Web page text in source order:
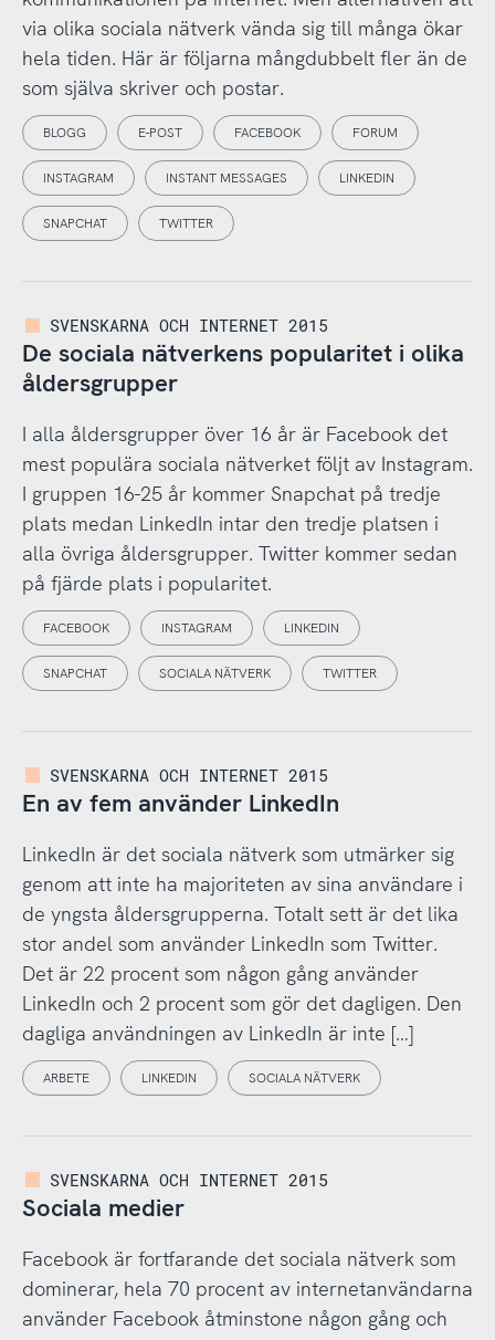
via olika sociala nätverk vända sig till många ökar
hela tiden. Här är följarna mångdubbelt fler än de
som själva skriver och postar.
BLOGG E-POST FACEBOOK FORUM
INSTAGRAM INSTANT MESSAGES LINKEDIN
SNAPCHAT TWITTER
SVENSKARNA OCH INTERNET 2015
De sociala nätverkens popularitet i olika
åldersgrupper
I alla åldersgrupper över 16 år är Facebook det
mest populära sociala nätverket följt av Instagram.
I gruppen 16-25 år kommer Snapchat på tredje
plats medan LinkedIn intar den tredje platsen i
alla övriga åldersgrupper. Twitter kommer sedan
på fjärde plats i popularitet.
FACEBOOK INSTAGRAM LINKEDIN
SNAPCHAT SOCIALA NÄTVERK TWITTER
SVENSKARNA OCH INTERNET 2015
En av fem använder LinkedIn
LinkedIn är det sociala nätverk som utmärker sig
genom att inte ha majoriteten av sina användare i
de yngsta åldersgrupperna. Totalt sett är det lika
stor andel som använder LinkedIn som Twitter.
Det är 22 procent som någon gång använder
LinkedIn och 2 procent som gör det dagligen. Den
dagliga användningen av LinkedIn är inte […]
ARBETE LINKEDIN SOCIALA NÄTVERK
SVENSKARNA OCH INTERNET 2015
Sociala medier
Facebook är fortfarande det sociala nätverk som
dominerar, hela 70 procent av internetanvändarna
använder Facebook åtminstone någon gång och